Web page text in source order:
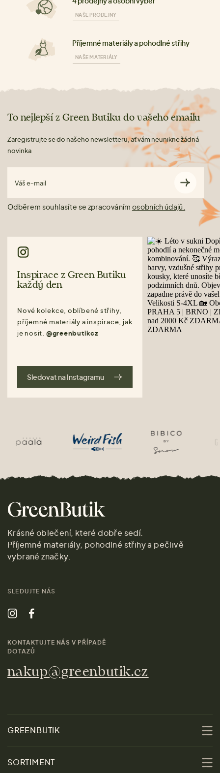
NAŠE PRODEJNY
Příjemné materiály a pohodlné střihy
NAŠE MATERIÁLY
To nejlepší z Green Butiku do vašeho emailu
Zaregistrujte se do našeho newsletteru, ať vám neunikne žádná
novinka
Váš e-mail
Odběrem souhlasíte se zpracováním osobních údajů.
Inspirace z Green Butiku
každý den
Nové kolekce, oblíbené střihy,
příjemné materiály a inspirace, jak
je nosit. @greenbutikcz
Sledovat na Instagramu
Krásné oblečení, které dobře sedí.
Příjemné materiály, pohodlné střihy a pečlivě
vybrané značky.
SLEDUJTE NÁS
KONTAKTUJTE NÁS V PŘÍPADĚ
DOTAZŮ
nakup@greenbutik.cz
GREENBUTIK
SORTIMENT